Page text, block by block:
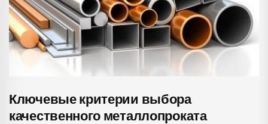
Ключевые критерии выбора
качественного металлопроката